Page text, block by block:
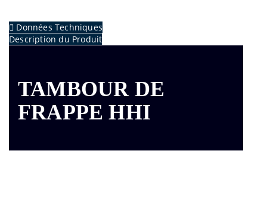
Données Techniques
Description du Produit
TAMBOUR DE
FRAPPE HHI